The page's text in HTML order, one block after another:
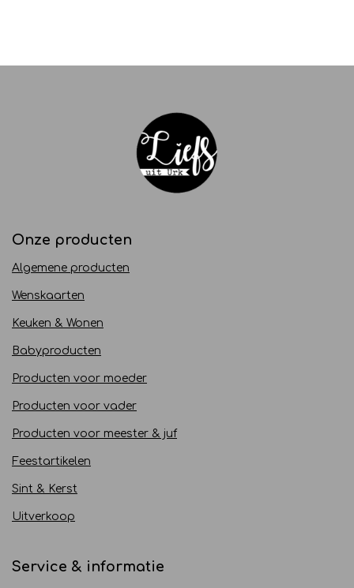
Onze producten
Algemene producten
Wenskaarten
Keuken & Wonen
Babyproducten
Producten voor moeder
Producten voor vader
Producten voor meester & juf
Feestartikelen
Sint & Kerst
Uitverkoop
Service & informatie